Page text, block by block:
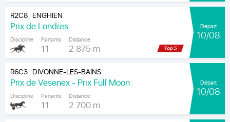
R2C8| ENGHIEN
Prix de Londres
Discipline Partants
11
Distance
2 875 m
Départ
10/08
R6C3| DIVONNE-LES-BAINS
Prix de Vesenex - Prix Full Moon
Discipline Partants
11
Distance
2 700 m
Départ
10/08